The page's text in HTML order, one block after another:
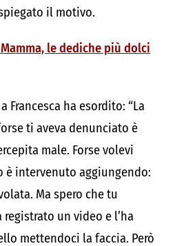
il motivo.
le dediche più dolci
Francesca ha esordito: “La
ti aveva denunciato è
male. Forse volevi
è intervenuto aggiungendo:
Ma spero che tu
registrato un video e l’ha
mettendoci la faccia. Però